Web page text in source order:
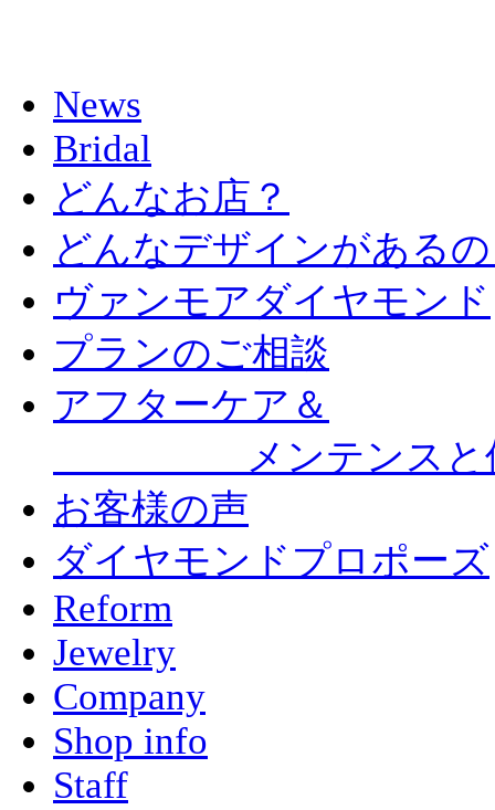
News
Bridal
どんなお店？
どんなデザインがある
ヴァンモアダイヤモンド
プランのご相談
アフターケア＆
メンテンスと
お客様の声
ダイヤモンドプロポーズ
Reform
Jewelry
Company
Shop info
Staff